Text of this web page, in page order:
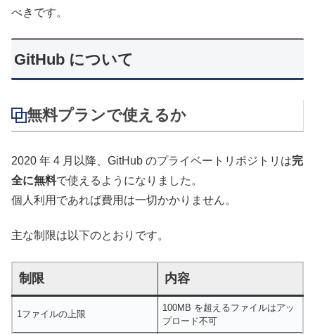
べきです。
GitHub について
無料プランで使えるか
2020 年 4 月以降、GitHub のプライベートリポジトリは完
全に無料で使えるようになりました。
個人利用であれば費用は一切かかりません。
主な制限は以下のとおりです。
制限 内容
1ファイルの上限
100MB を超えるファイルはアッ
プロード不可